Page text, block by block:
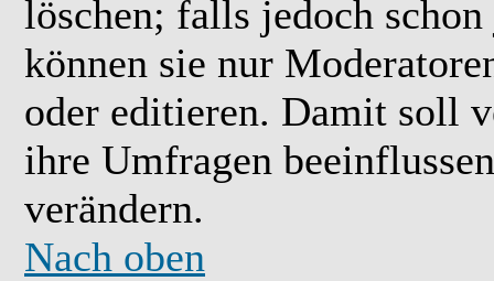
löschen; falls jedoch
können sie nur
oder editieren. Damit soll
ihre Umfragen
verändern.
Nach oben